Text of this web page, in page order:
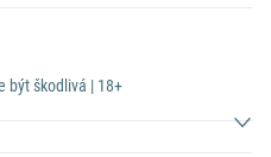
být škodlivá | 18+